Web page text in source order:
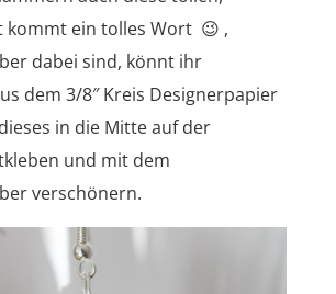
kommt ein tolles Wort 😉 ,
dabei sind, könnt ihr
dem 3/8″ Kreis Designerpapier
in die Mitte auf der
und mit dem
verschönern.